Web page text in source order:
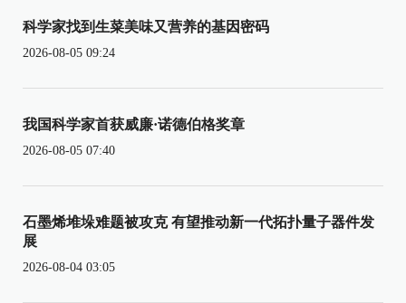
科学家找到生菜美味又营养的基因密码
2026-08-05 09:24
我国科学家首获威廉·诺德伯格奖章
2026-08-05 07:40
石墨烯堆垛难题被攻克 有望推动新一代拓扑量子器件发
展
2026-08-04 03:05